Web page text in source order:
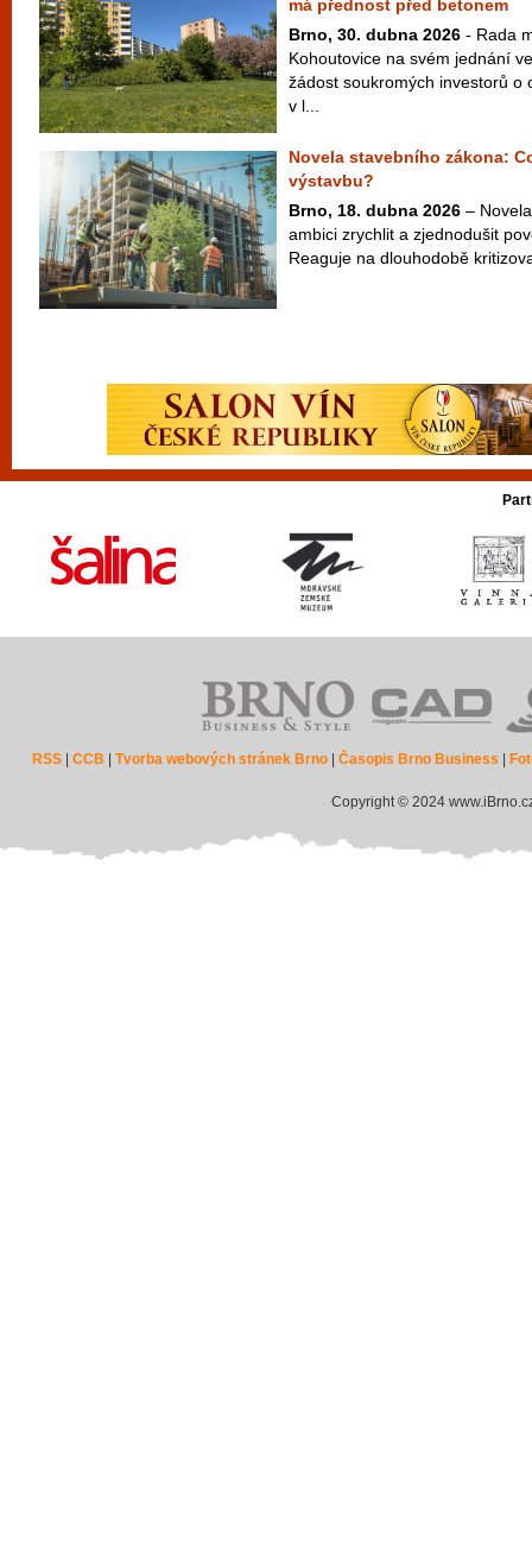
má přednost před betonem
Brno, 30. dubna 2026 - Rada
Kohoutovice na svém jednání
žádost soukromých investorů o
v l...
Novela stavebního zákona:
výstavbu?
Brno, 18. dubna 2026 –
ambici zrychlit a zjednodušit
Reaguje na dlouhodobě
RSS |CCB |Tvorba webových stránek Brno |Časopis Brno Business
Copyright © 2024